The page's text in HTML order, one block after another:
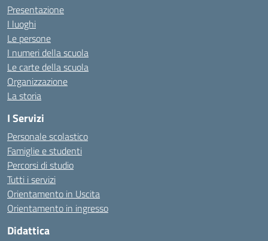
Presentazione
I luoghi
Le persone
I numeri della scuola
Le carte della scuola
Organizzazione
La storia
I Servizi
Personale scolastico
Famiglie e studenti
Percorsi di studio
Tutti i servizi
Orientamento in Uscita
Orientamento in ingresso
Didattica